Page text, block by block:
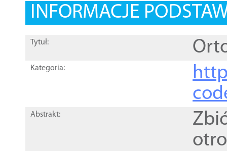
INFORMACJE
Tytuł:
Kategoria:
Abstrakt: